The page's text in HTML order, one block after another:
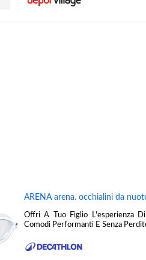
ARENA arena. occhialini da
Offri A Tuo Figlio L'esperienza
Comodi Performanti E Senza